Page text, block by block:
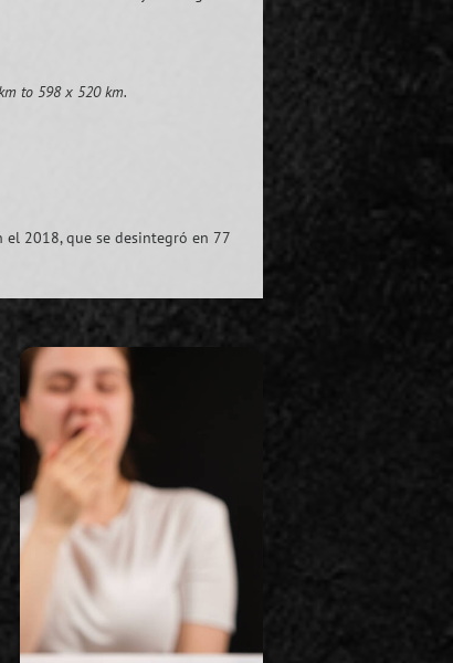
to 598 x 520 km.
2018, que se desintegró en 77